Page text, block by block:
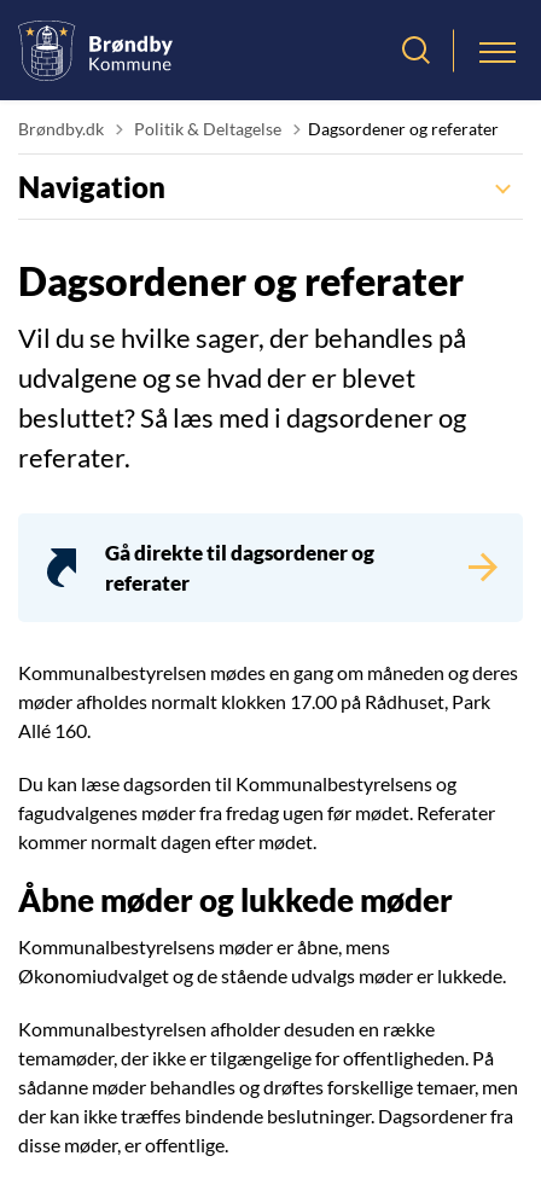
Brøndby.dk Tilbage til
Politik & Deltagelse Dagsordener og referater
Navigation
Dagsordener og referater
Vil du se hvilke sager, der behandles på
udvalgene og se hvad der er blevet
besluttet? Så læs med i dagsordener og
referater.
Gå direkte til dagsordener og
referater
Kommunalbestyrelsen mødes en gang om måneden og deres
møder afholdes normalt klokken 17.00 på Rådhuset, Park
Allé 160.
Du kan læse dagsorden til Kommunalbestyrelsens og
fagudvalgenes møder fra fredag ugen før mødet. Referater
kommer normalt dagen efter mødet.
Åbne møder og lukkede møder
Kommunalbestyrelsens møder er åbne, mens
Økonomiudvalget og de stående udvalgs møder er lukkede.
Kommunalbestyrelsen afholder desuden en række
temamøder, der ikke er tilgængelige for offentligheden. På
sådanne møder behandles og drøftes forskellige temaer, men
der kan ikke træffes bindende beslutninger. Dags­ordener fra
disse møder, er offentlige.